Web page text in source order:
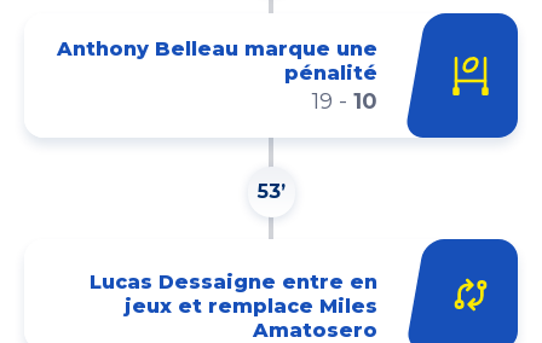
Anthony Belleau marque une
pénalité
19 - 10
53’
Lucas Dessaigne entre en
jeux et remplace Miles
Amatosero